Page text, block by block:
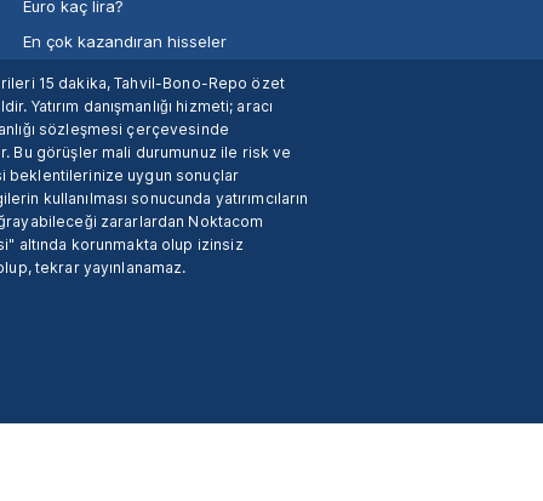
Euro kaç lira?
En çok kazandıran hisseler
15 dakika, Tahvil-Bono-Repo özet
Yatırım danışmanlığı hizmeti; aracı
sözleşmesi çerçevesinde
Bu görüşler mali durumunuz ile risk ve
beklentilerinize uygun sonuçlar
kullanılması sonucunda yatırımcıların
zararlardan Noktacom
altında korunmakta olup izinsiz
tekrar yayınlanamaz.